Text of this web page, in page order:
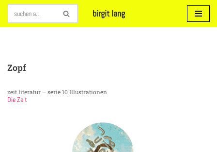
Zum
birgit lang
Zopf
zeit literatur – serie 10 Illustrationen
Die Zeit